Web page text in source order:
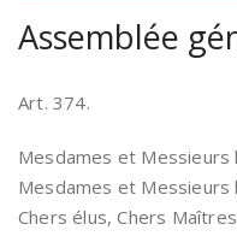
Assemblée
Art. 374.
Mesdames et Messieurs
Mesdames et Messieurs
Chers élus, Chers